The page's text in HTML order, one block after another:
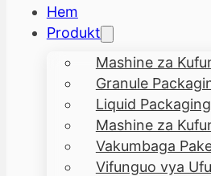
Hem
Produkt
Mashine za
Granule
Liquid
Mashine za
Vakumbaga
Vifunguo vya